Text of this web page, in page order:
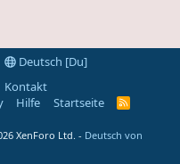
Deutsch [Du]
Kontakt
Hilfe Startseite
R
-
XenForo Ltd. - Deutsch von